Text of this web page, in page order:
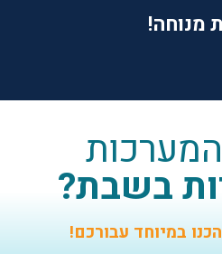
מנוחה!
בשבת?
במיוחד עבורכם!